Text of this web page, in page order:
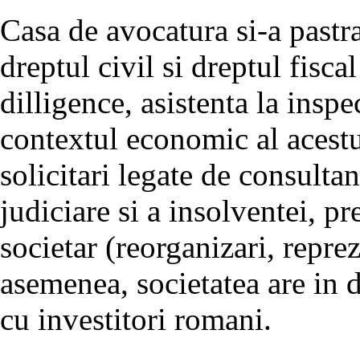
Casa de avocatura si-a
dreptul civil si dreptul
dilligence, asistenta la
contextul economic al
solicitari legate de
judiciare si a insolventei,
societar (reorganizari,
asemenea, societatea are
cu investitori romani.